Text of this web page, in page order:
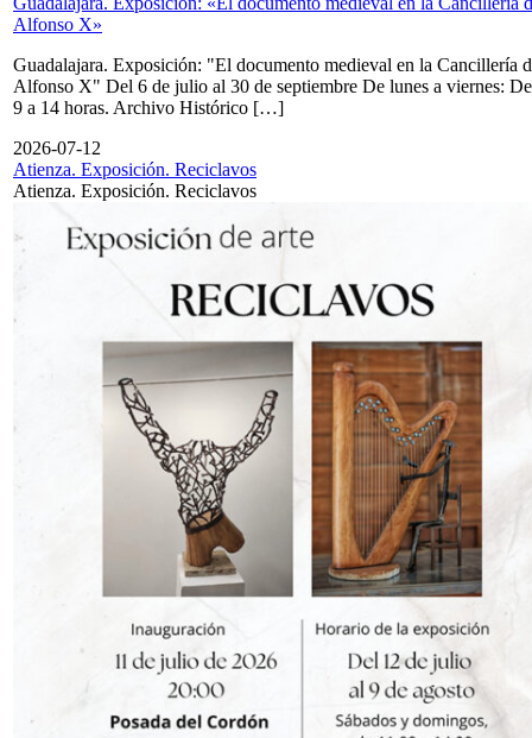
Alfonso X»
Guadalajara. Exposición: "El documento medieval en la Cancillería
Alfonso X" Del 6 de julio al 30 de septiembre De lunes a viernes: De
9 a 14 horas. Archivo Histórico […]
2026-07-12
Atienza. Exposición. Reciclavos
Atienza. Exposición. Reciclavos